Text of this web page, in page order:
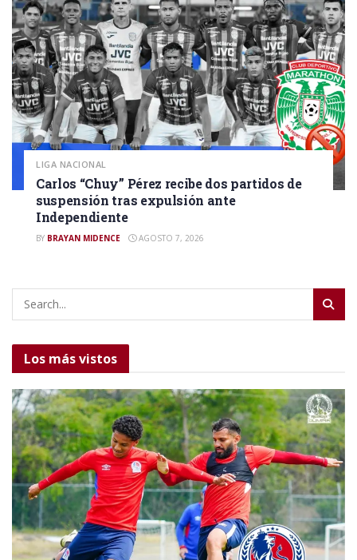
LIGA NACIONAL
Carlos “Chuy” Pérez recibe dos partidos de
suspensión tras expulsión ante
Independiente
BY BRAYAN MIDENCE AGOSTO 7, 2026
Los más vistos